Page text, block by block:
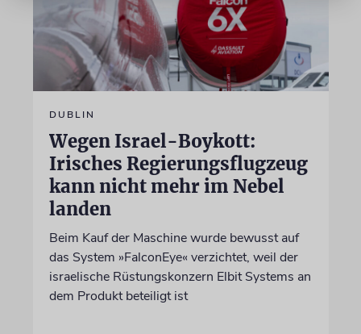
DUBLIN
Wegen Israel-Boykott:
Irisches Regierungsflugzeug
kann nicht mehr im Nebel
landen
Beim Kauf der Maschine wurde bewusst auf
das System »FalconEye« verzichtet, weil der
israelische Rüstungskonzern Elbit Systems an
dem Produkt beteiligt ist